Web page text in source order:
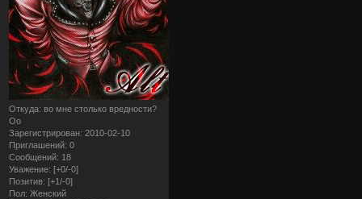
Откуда: во мне столько вредности?
Оо
Зарегистрирован: 2010-02-10
Приглашений: 0
Сообщений: 18
Уважение: [+0/-0]
Позитив: [+1/-0]
Пол: Женский